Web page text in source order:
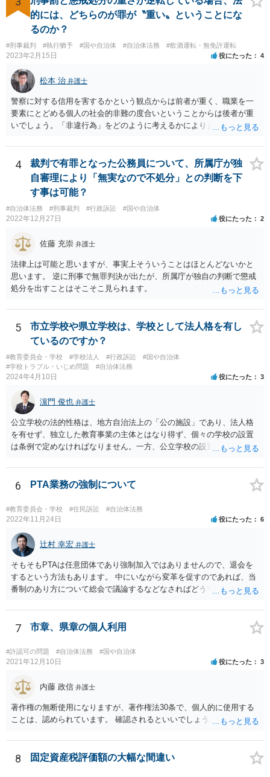
離脱日も、学校によって異なるようですから、そのこと自体に特に問
題はないでしょう。 ＞万一、効力発生日より前に、その効力が無効と
なる出来事が起こったとしたら、その証明書は効力を発生する事な
く、証明書としては無効化されるということですね？ そう考えるのが
自然でしょう。 ただし、卒業証書自体は、通常記載されている内容
が、全課程を修了したという事実について記載されており、卒業式時
点では、そのこと自体は過去の事実として間違いないので、卒業証書
自体の無効かどうかという法的な効力を議論するものではないでしょ
う。 問題は、証書そのものではなく、在学中に何らかの問題を起こし
て学籍を剥奪されたかどうか、ということなので、厳密に言えば卒業
証書自体の議論とは直接関係しないと思います。
的には、どちらのが罪が〝重い〟ということにな
るのか？
#刑事裁判 #執行猶予 #国や自治体 #自治体法務 #飲酒運転・無免許運転
2023年2月15日 役にたった 4
松本 治 弁護士
警察に対する信用を害するかという観点からは前者が重く、職業を一
要素にとどめる個人の社会的非難の度合いということからは後者が重
いでしょう。「非違行為」をどのように考えるかによります。
4
裁判で有罪となった公務員について、所属庁が独
自審理により「無実なので不処分」との判断を下
す事は可能？
#自治体法務 #刑事裁判 #行政訴訟 #国や自治体
2022年12月27日 役にたった 2
佐藤 充崇 弁護士
法律上は可能と思いますが、事実上そういうことはほとんどないかと
思います。 逆に刑事で無罪判決が出たが、所属庁が独自の判断で懲戒
処分を出すことはそこそこ見られます。
5
市立学校や県立学校は、学校として法人格を有し
ているのですか？
#教育委員会・学校 #学校法人 #行政訴訟
#国や自治体
#学校トラブル・いじめ問題
#自治体法務
2024年4月10日 役にたった 3
濵門 俊也 弁護士
公立学校の法的性格は、地方自治法上の「公の施設」であり、法人格
を有せず、独立した教育事業の主体とはなり得ず、個々の学校の設置
は条例で定めなければなりません。一方、公立学校の設置者である地
利義務の主体となる法人格を有し、教育事業の主体となっています。
ちなみに、公立学校は教育行政組織上の取扱いとしては「教育機関」
であり、校舎・校地等は地方自治法上「行政財産」とされています。
6 PTA業務の強制について
#教育委員会・学校 #住民訴訟 #自治体法務
2022年11月24日 役にたった 6
辻村 幸宏 弁護士
そもそもPTAは任意団体であり強制加入ではありませんので、退会を
するという方法もあります。 中にいながら変革を促すのであれば、当
番制のあり方について総会で議論するなどなさればどうでしょうか。
7 市章、県章の個人利用
#許認可の問題 #自治体法務 #国や自治体
2021年12月10日 役にたった 3
内藤 政信 弁護士
著作権の無断使用になりますが、著作権法30条で、個人的に使用する
ことは、認められています。 確認されるといいでしょう。
8 固定資産税評価額の大幅な間違い